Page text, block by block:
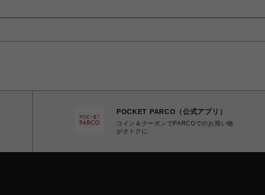
POCKET PARCO（公式アプリ）
コイン＆クーポンでPARCOでのお買い物
がオトクに